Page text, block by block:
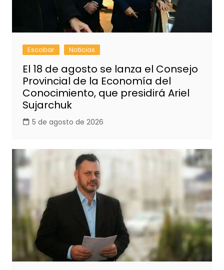
Escobar Noticias
El 18 de agosto se lanza el Consejo
Provincial de la Economía del
Conocimiento, que presidirá Ariel
Sujarchuk
5 de agosto de 2026